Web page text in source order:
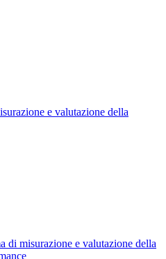
e valutazione della
di misurazione e valutazione della